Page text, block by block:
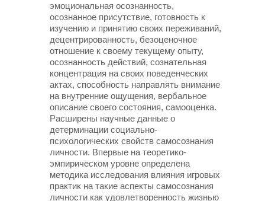
эмоциональная осознанность,
осознанное присутствие, готовность к
изучению и принятию своих переживаний,
децентрированность, безоценочное
отношение к своему текущему опыту,
осознанность действий, сознательная
концентрация на своих поведенческих
актах, способность направлять внимание
на внутренние ощущения, вербальное
описание своего состояния, самооценка.
Расширены научные данные о
детерминации социально-
психологических свойств самосознания
личности. Впервые на теоретико-
эмпирическом уровне определена
методика исследования влияния игровых
практик на такие аспекты самосознания
личности как удовлетворенность жизнью